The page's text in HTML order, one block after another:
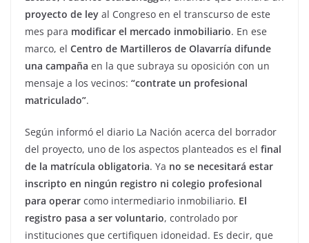
proyecto de ley al Congreso en el transcurso de este
mes para modificar el mercado inmobiliario. En ese
marco, el Centro de Martilleros de Olavarría difunde
una campaña en la que subraya su oposición con un
mensaje a los vecinos: “contrate un profesional
matriculado”.
Según informó el diario La Nación acerca del borrador
del proyecto, uno de los aspectos planteados es el final
de la matrícula obligatoria. Ya no se necesitará estar
inscripto en ningún registro ni colegio profesional
para operar como intermediario inmobiliario. El
registro pasa a ser voluntario, controlado por
instituciones que certifiquen idoneidad. Es decir, que